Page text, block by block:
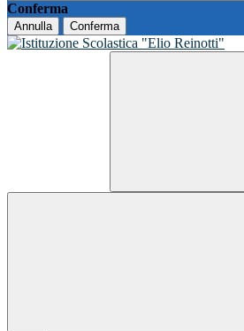
Conferma
Annulla Conferma